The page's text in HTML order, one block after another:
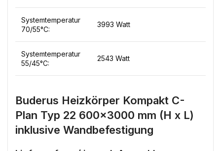
Systemtemperatur
70/55°C:
3993 Watt
Systemtemperatur
55/45°C:
2543 Watt
Buderus Heizkörper Kompakt C-
Plan Typ 22 600×3000 mm (H x L)
inklusive Wandbefestigung